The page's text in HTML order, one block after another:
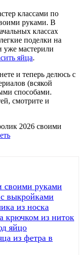
классами по
руками. В
классах
поделки на
уже мастерили
яйца.
и теперь делюсь с
(всякой
способами.
смотрите и
2026 своими
своими руками
выкройками
из носка
крючком из ниток
яйцо
из фетра в